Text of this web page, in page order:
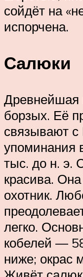
сойдёт на
испорчена.
Салюки
Древнейшая
борзых. Её
связывают
упоминания
тыс. до н. э.
красива.
охотник.
легко.
кобелей —
ниже; окрас